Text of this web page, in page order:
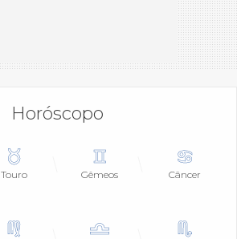
Horóscopo
Touro Gêmeos Câncer